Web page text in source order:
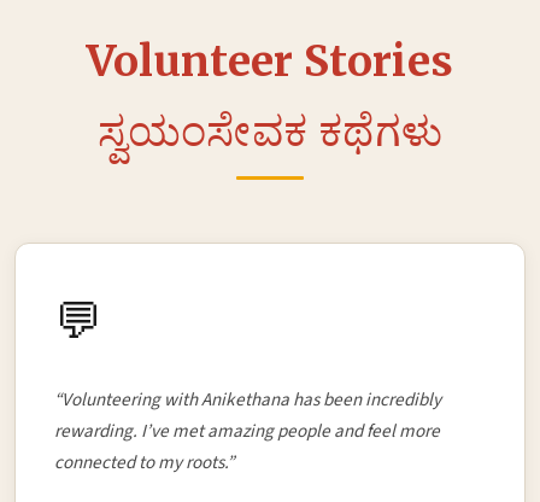
Volunteer Stories
ಸ್ವಯಂಸೇವಕ ಕಥೆಗಳು
💬
“Volunteering with Anikethana has been incredibly
rewarding. I’ve met amazing people and feel more
connected to my roots.”